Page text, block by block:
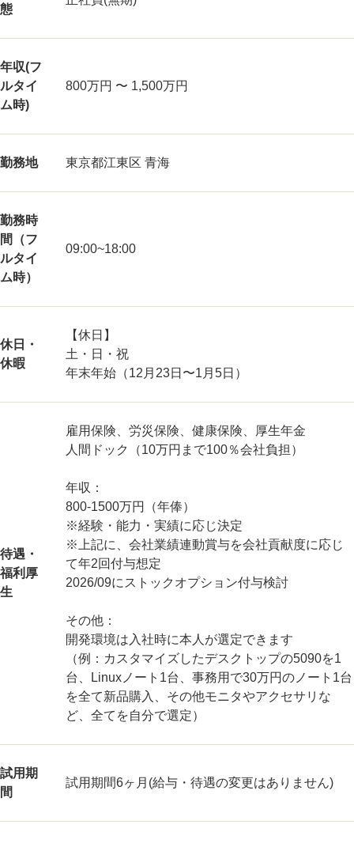
態
年収(フ
ルタイ
ム時)
800万円 〜 1,500万円
勤務地 東京都江東区 青海
勤務時
間（フ
ルタイ
ム時）
09:00~18:00
休日・
休暇
【休日】
土・日・祝
年末年始（12月23日〜1月5日）
待遇・
福利厚
生
雇用保険、労災保険、健康保険、厚生年金
人間ドック（10万円まで100％会社負担）
年収：
800-1500万円（年俸）
※経験・能力・実績に応じ決定
※上記に、会社業績連動賞与を会社貢献度に応じ
て年2回付与想定
2026/09にストックオプション付与検討
その他：
開発環境は入社時に本人が選定できます
（例：カスタマイズしたデスクトップの5090を1
台、Linuxノート1台、事務用で30万円のノート1台
を全て新品購入、その他モニタやアクセサリな
ど、全てを自分で選定）
試用期
間
試用期間6ヶ月(給与・待遇の変更はありません)